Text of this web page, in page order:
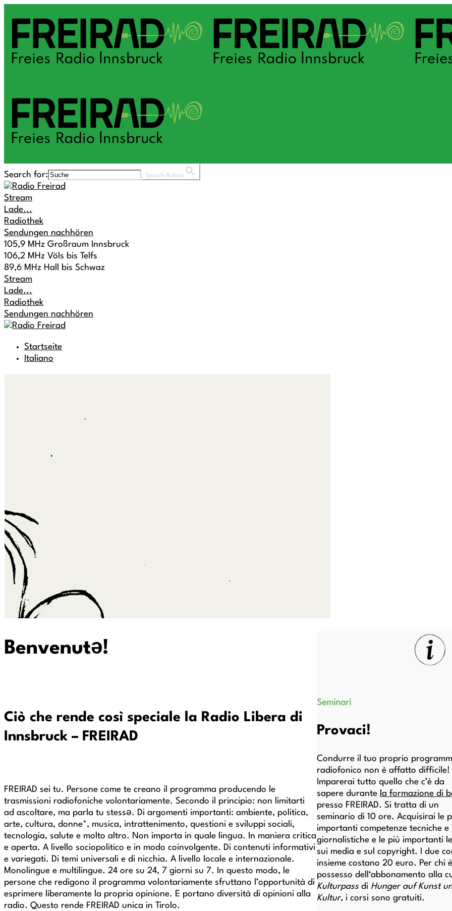
Search for: Search Button
Stream
Lade...
Radiothek
Sendungen nachhören
105,9 MHz Großraum Innsbruck
106,2 MHz Völs bis Telfs
89,6 MHz Hall bis Schwaz
Stream
Lade...
Radiothek
Sendungen nachhören
Startseite
Italiano
Benvenutə!
Ciò che rende così speciale la Radio Libera di
Innsbruck – FREIRAD
FREIRAD sei tu. Persone come te creano il programma producendo le
trasmissioni radiofoniche volontariamente. Secondo il principio: non limitarti
ad ascoltare, ma parla tu stessə. Di argomenti importanti: ambiente, politica,
arte, cultura, donne*, musica, intrattenimento, questioni e sviluppi sociali,
tecnologia, salute e molto altro. Non importa in quale lingua. In maniera critica
e aperta. A livello sociopolitico e in modo coinvolgente. Di contenuti informativi
e variegati. Di temi universali e di nicchia. A livello locale e internazionale.
Monolingue e multilingue. 24 ore su 24, 7 giorni su 7. In questo modo, le
persone che redigono il programma volontariamente sfruttano l’opportunità di
esprimere liberamente la propria opinione. E portano diversità di opinioni alla
radio. Questo rende FREIRAD unica in Tirolo.
Seminari
Provaci!
Condurre il tuo proprio
radiofonico non è affatto difficile!
Imparerai tutto quello che c’è da
sapere durante la formazione di
presso FREIRAD. Si tratta di un
seminario di 10 ore. Acquisirai le
importanti competenze tecniche e
giornalistiche e le più importanti
sui media e sul copyright. I due
insieme costano 20 euro. Per chi
possesso dell‘abbonamento alla
Kulturpassdi Hunger auf Kunst
Kultur, i corsi sono gratuiti.